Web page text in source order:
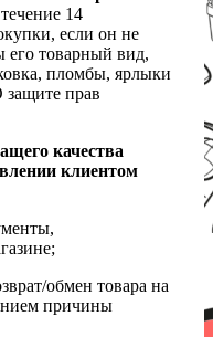
14
если он не
его товарный вид,
пломбы, ярлыки
защите прав
качества
клиентом
обмен товара на
причины